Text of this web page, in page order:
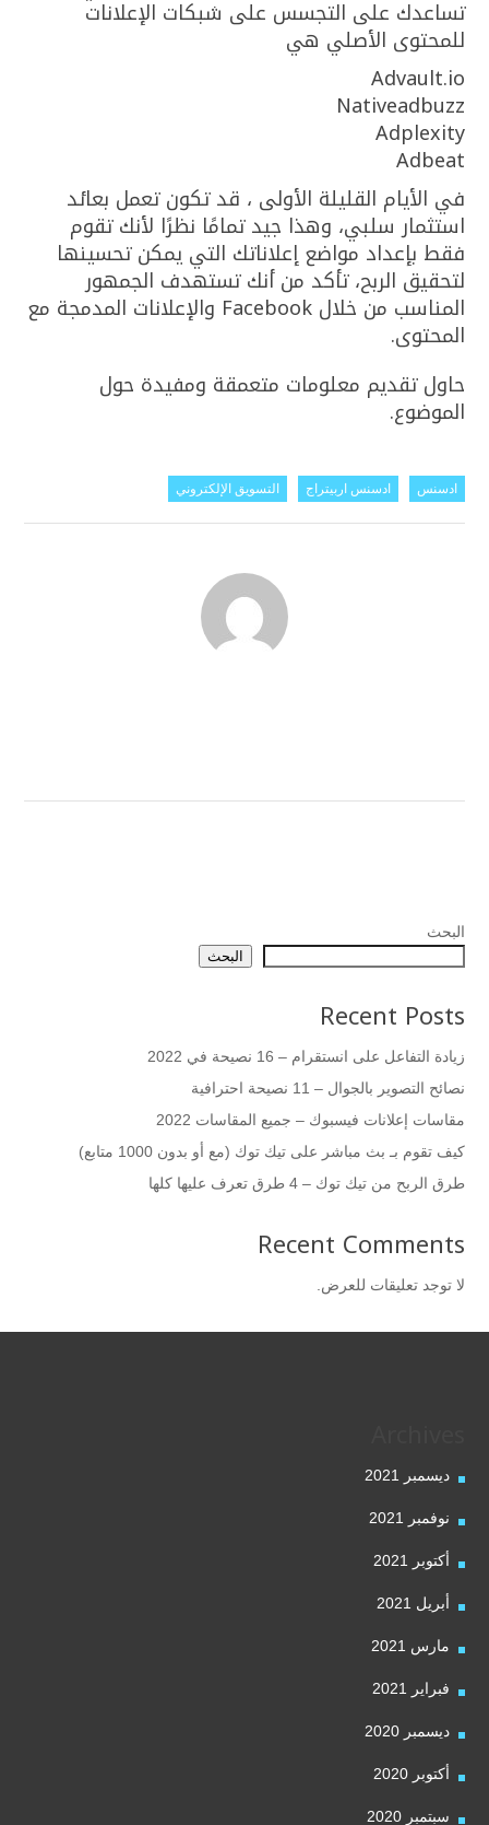
تساعدك على التجسس على شبكات الإعلانات
للمحتوى الأصلي هي
Advault.io
Nativeadbuzz
Adplexity
Adbeat
في الأيام القليلة الأولى ، قد تكون تعمل بعائد
استثمار سلبي، وهذا جيد تمامًا نظرًا لأنك تقوم
فقط بإعداد مواضع إعلاناتك التي يمكن تحسينها
لتحقيق الربح، تأكد من أنك تستهدف الجمهور
المناسب من خلال Facebook والإعلانات المدمجة مع
المحتوى.
حاول تقديم معلومات متعمقة ومفيدة حول
الموضوع.
ادسنس ادسنس اربيتراج التسويق الإلكتروني
البحث
البحث
Recent Posts
زيادة التفاعل على انستقرام – 16 نصيحة في 2022
نصائح التصوير بالجوال – 11 نصيحة احترافية
مقاسات إعلانات فيسبوك – جميع المقاسات 2022
كيف تقوم بـ بث مباشر على تيك توك (مع أو بدون 1000 متابع)
طرق الربح من تيك توك – 4 طرق تعرف عليها كلها
Recent Comments
لا توجد تعليقات للعرض.
ديسمبر 2021
نوفمبر 2021
أكتوبر 2021
أبريل 2021
مارس 2021
فبراير 2021
ديسمبر 2020
أكتوبر 2020
سبتمبر 2020